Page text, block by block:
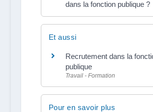
dans la fonction publique ?
Et aussi
Recrutement dans la
publique
Travail - Formation
Pour en savoir plus